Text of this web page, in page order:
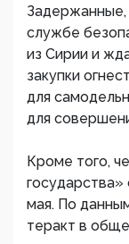
Задержанные,
службе
из Сирии и
закупки
для
для
Кроме того,
мая. По
теракт в